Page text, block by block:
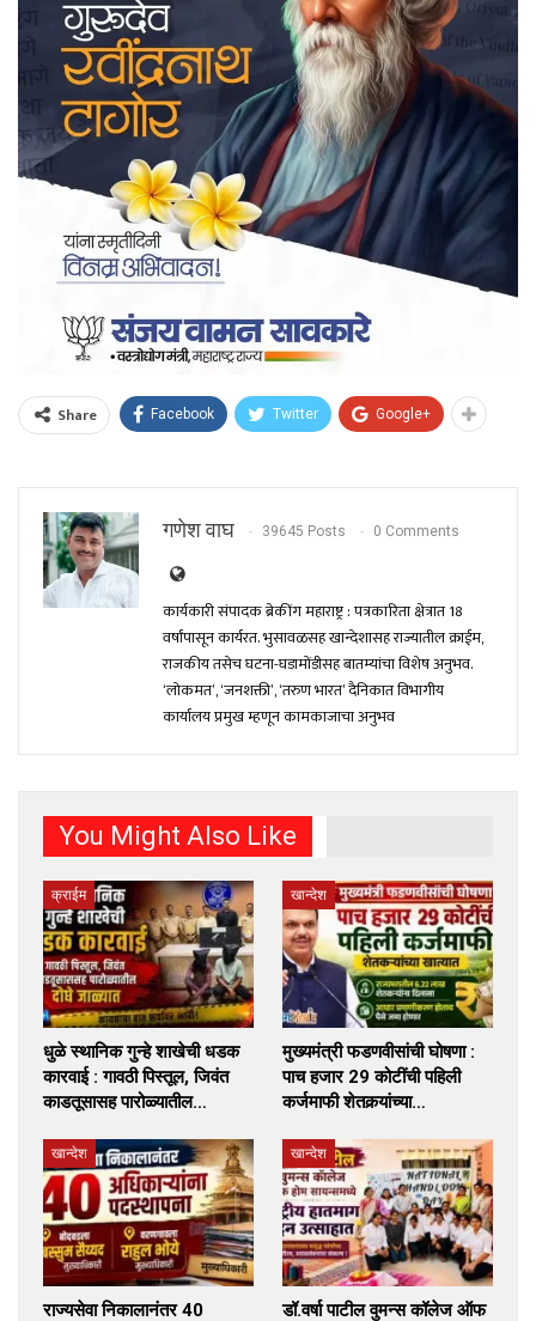
Share Facebook Twitter Google+
गणेश वाघ 39645 Posts 0 Comments
कार्यकारी संपादक ब्रेकींग महाराष्ट्र : पत्रकारिता क्षेत्रात 18
वर्षांपासून कार्यरत. भुसावळसह खान्देशासह राज्यातील क्राईम,
राजकीय तसेच घटना-घडामोंडीसह बातम्यांचा विशेष अनुभव.
‘लोकमत’, ‘जनशक्ती’, ‘तरुण भारत’ दैनिकात विभागीय
कार्यालय प्रमुख म्हणून कामकाजाचा अनुभव
You Might Also Like
क्राईम
धुळे स्थानिक गुन्हे शाखेची धडक
कारवाई : गावठी पिस्तूल, जिवंत
काडतूसासह पारोळ्यातील…
खान्देश
मुख्यमंत्री फडणवीसांची घोषणा :
पाच हजार 29 कोटींची पहिली
कर्जमाफी शेतकर्‍यांच्या…
खान्देश
राज्यसेवा निकालानंतर 40
खान्देश
डॉ.वर्षा पाटील वुमन्स कॉलेज ऑफ